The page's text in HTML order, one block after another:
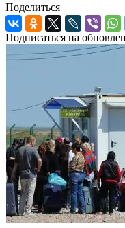
Поделиться
Подписаться на